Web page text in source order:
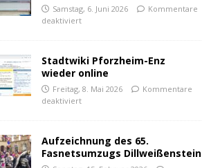
Samstag, 6. Juni 2026
Kommentare
deaktiviert
Stadtwiki Pforzheim-Enz
wieder online
Freitag, 8. Mai 2026
Kommentare
deaktiviert
Aufzeichnung des 65.
Fasnetsumzugs Dillweißenstein